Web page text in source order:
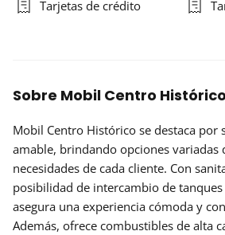
Tarjetas de crédito
Sobre Mobil Centro Histórico
Mobil Centro Histórico se destaca por
amable, brindando opciones variadas
necesidades de cada cliente. Con
posibilidad de intercambio de
asegura una experiencia cómoda y
Además, ofrece combustibles de alta